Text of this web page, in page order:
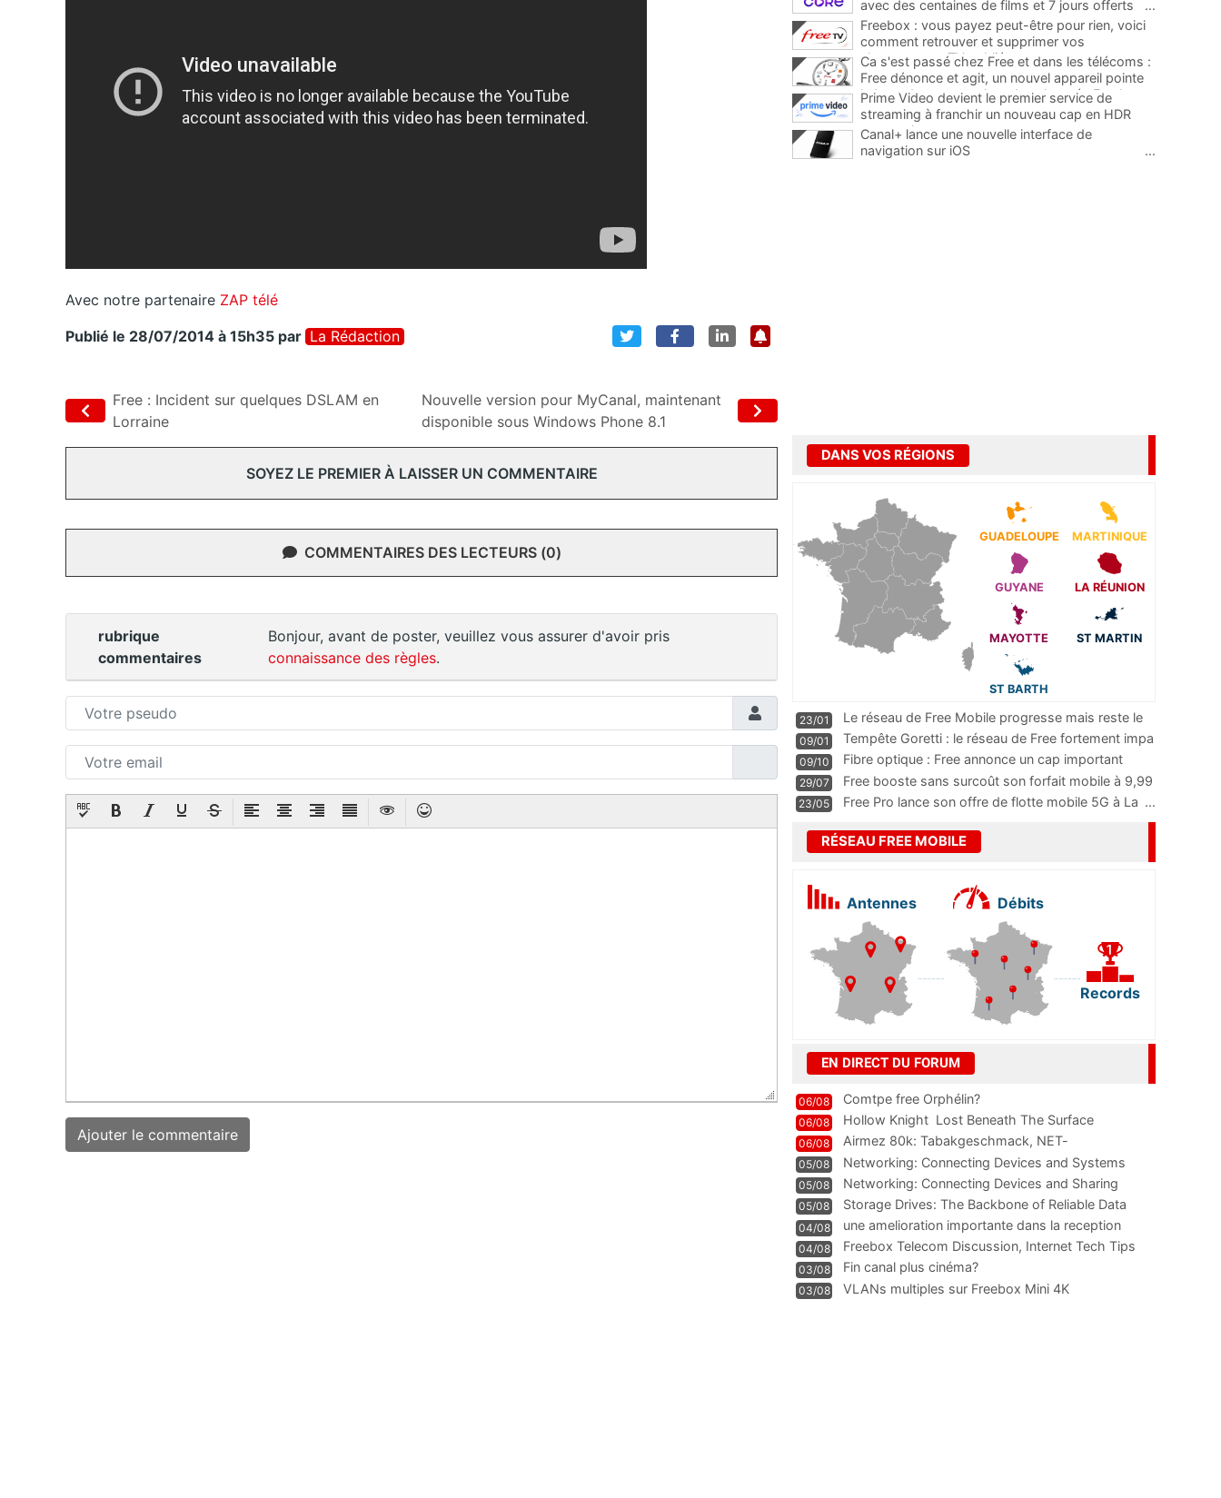
Avec notre partenaire ZAP télé
Publié le 28/07/2014 à 15h35 par La Rédaction
Free : Incident sur quelques DSLAM en
Lorraine
Nouvelle version pour MyCanal, maintenant
disponible sous Windows Phone 8.1
SOYEZ LE PREMIER À LAISSER UN COMMENTAIRE
COMMENTAIRES DES LECTEURS (0)
rubrique
commentaires
Bonjour, avant de poster, veuillez vous assurer d'avoir pris
connaissance des règles.
avec des centaines de films et 7 jours offerts
...
Freebox : vous payez peut-être pour rien, voici
comment retrouver et supprimer vos
abonnements TV oubliés
...
Ca s'est passé chez Free et dans les télécoms :
Free dénonce et agit, un nouvel appareil pointe
le bout de son nez chez des abonnés Freebox...
Prime Video devient le premier service de
streaming à franchir un nouveau cap en HDR
avec ce lancement
Canal+ lance une nouvelle interface de
navigation sur iOS
...
DANS VOS RÉGIONS
GUADELOUPE MARTINIQUE
GUYANE LA RÉUNION
MAYOTTE ST MARTIN
ST BARTH
23/01
Le réseau de Free Mobile progresse mais reste le
m
...
09/01
Tempête Goretti : le réseau de Free fortement impa
09/10
Fibre optique : Free annonce un cap important
pass
...
29/07
Free booste sans surcoût son forfait mobile à 9,99
23/05 Free Pro lance son offre de flotte mobile 5G à La ...
RÉSEAU FREE MOBILE
Antennes Débits
Records
EN DIRECT DU FORUM
06/08 Comtpe free Orphélin?
06/08 Hollow Knight  Lost Beneath The Surface
06/08
Airmez 80k: Tabakgeschmack, NET-
Technologie und Leistung im
05/08 Networking: Connecting Devices and Systems
05/08
Networking: Connecting Devices and Sharing
Information
05/08
Storage Drives: The Backbone of Reliable Data
Management
04/08
une amelioration importante dans la reception
WIFI
04/08
Freebox Telecom Discussion, Internet Tech Tips
Communi
03/08 Fin canal plus cinéma?
03/08 VLANs multiples sur Freebox Mini 4K